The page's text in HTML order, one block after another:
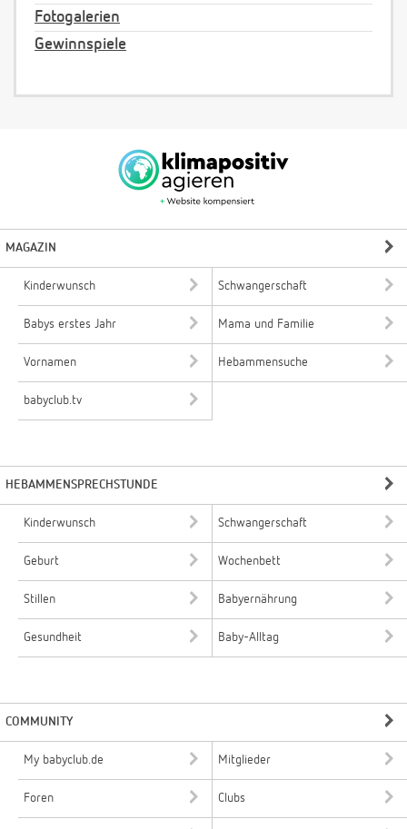
Fotogalerien
Gewinnspiele
MAGAZIN
Kinderwunsch Schwangerschaft
Babys erstes Jahr Mama und Familie
Vornamen Hebammensuche
babyclub.tv
HEBAMMENSPRECHSTUNDE
Kinderwunsch Schwangerschaft
Geburt Wochenbett
Stillen Babyernährung
Gesundheit Baby-Alltag
COMMUNITY
My babyclub.de Mitglieder
Foren Clubs